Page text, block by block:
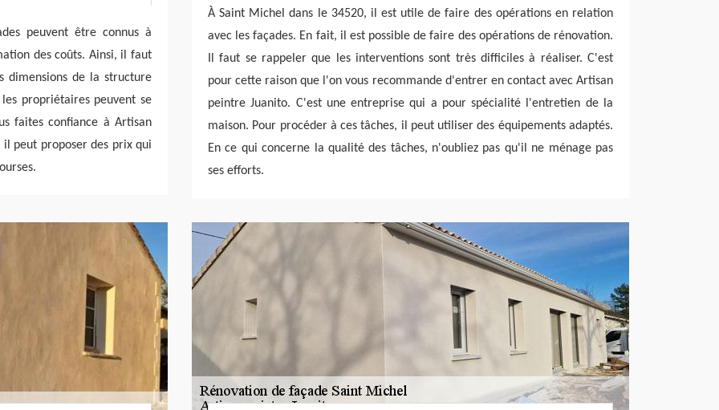
peuvent être connus à
des coûts. Ainsi, il faut
dimensions de la structure
propriétaires peuvent se
faites confiance à Artisan
peut proposer des prix qui
À Saint Michel dans le 34520, il est utile de faire des opérations en relation
avec les façades. En fait, il est possible de faire des opérations de rénovation.
Il faut se rappeler que les interventions sont très difficiles à réaliser. C'est
pour cette raison que l'on vous recommande d'entrer en contact avec Artisan
peintre Juanito. C'est une entreprise qui a pour spécialité l'entretien de la
maison. Pour procéder à ces tâches, il peut utiliser des équipements adaptés.
En ce qui concerne la qualité des tâches, n'oubliez pas qu'il ne ménage pas
ses efforts.